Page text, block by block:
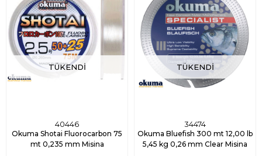
TÜKENDI
40446
Okuma Shotai Fluorocarbon 75
mt 0,235 mm Misina
TÜKENDI
34474
Okuma Bluefish 300 mt 12,00 lb
5,45 kg 0,26 mm Clear Misina